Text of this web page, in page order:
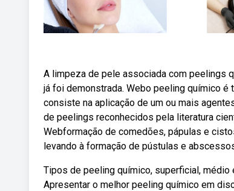
A limpeza de pele associada com peelings
já foi demonstrada. Webo peeling químico
consiste na aplicação de um ou mais
de peelings reconhecidos pela literatura
Webformação de comedões, pápulas e
levando à formação de pústulas e
Tipos de peeling químico, superficial,
Apresentar o melhor peeling químico em